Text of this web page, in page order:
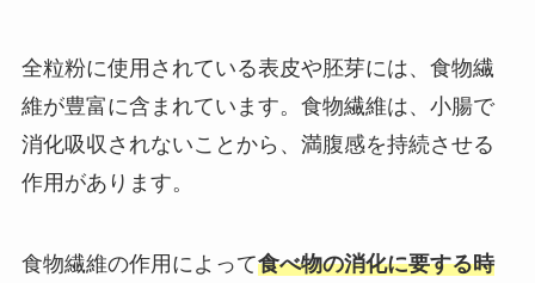
全粒粉に使用されている表皮や胚芽には、食物繊
維が豊富に含まれています。食物繊維は、小腸で
消化吸収されないことから、満腹感を持続させる
作用があります。
食物繊維の作用によって食べ物の消化に要する時